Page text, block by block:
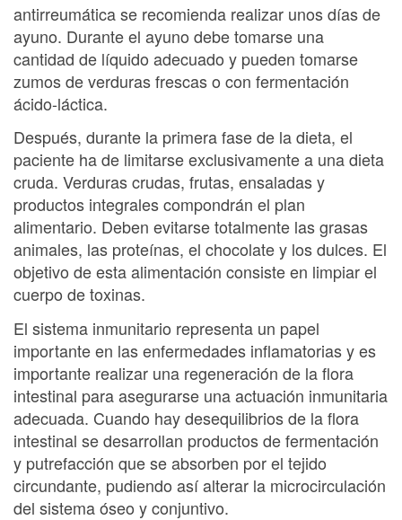
antirreumática se recomienda realizar unos días de
ayuno. Durante el ayuno debe tomarse una
cantidad de líquido adecuado y pueden tomarse
zumos de verduras frescas o con fermentación
ácido-láctica.
Después, durante la primera fase de la dieta, el
paciente ha de limitarse exclusivamente a una dieta
cruda. Verduras crudas, frutas, ensaladas y
productos integrales compondrán el plan
alimentario. Deben evitarse totalmente las grasas
animales, las proteínas, el chocolate y los dulces. El
objetivo de esta alimentación consiste en limpiar el
cuerpo de toxinas.
El sistema inmunitario representa un papel
importante en las enfermedades inflamatorias y es
importante realizar una regeneración de la flora
intestinal para asegurarse una actuación inmunitaria
adecuada. Cuando hay desequilibrios de la flora
intestinal se desarrollan productos de fermentación
y putrefacción que se absorben por el tejido
circundante, pudiendo así alterar la microcirculación
del sistema óseo y conjuntivo.